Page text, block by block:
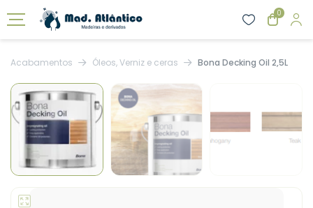
0
Acabamentos Óleos, Verniz e ceras Bona Decking Oil 2,5L